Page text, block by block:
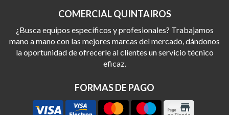
COMERCIAL QUINTAIROS
¿Busca equipos específicos y profesionales? Trabajamos
mano a mano con las mejores marcas del mercado, dándonos
la oportunidad de ofrecerle al clientes un servicio técnico
eficaz.
FORMAS DE PAGO